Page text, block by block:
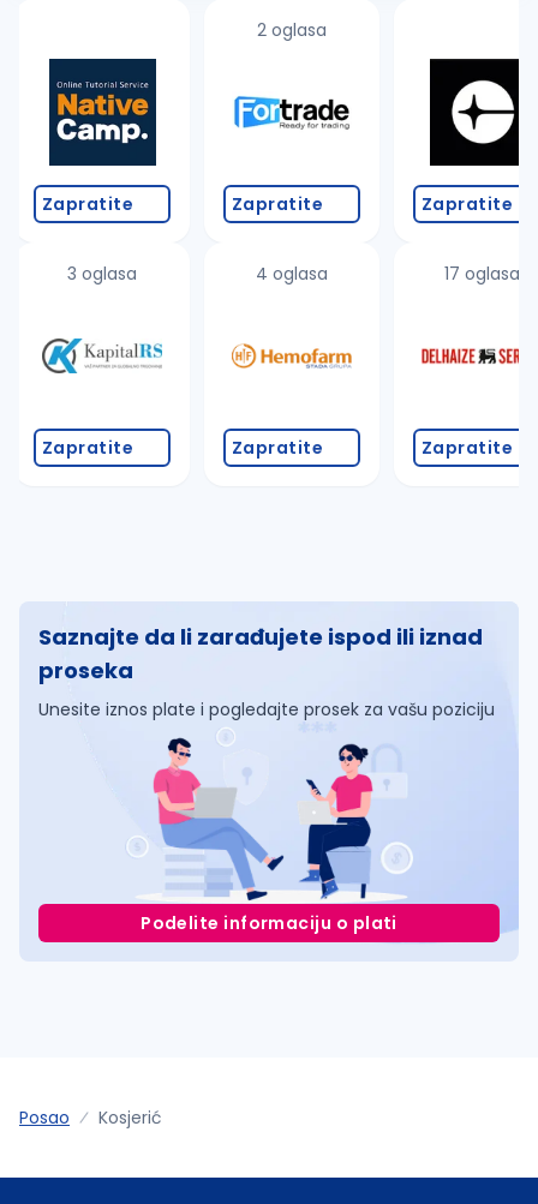
Zapratite
3 oglasa
Zapratite
2 oglasa
Zapratite
4 oglasa
Zapratite
Zapratite
17 oglasa
Zapratite
Saznajte da li zarađujete ispod ili iznad
proseka
Unesite iznos plate i pogledajte prosek za vašu poziciju
Podelite informaciju o plati
Posao Kosjerić